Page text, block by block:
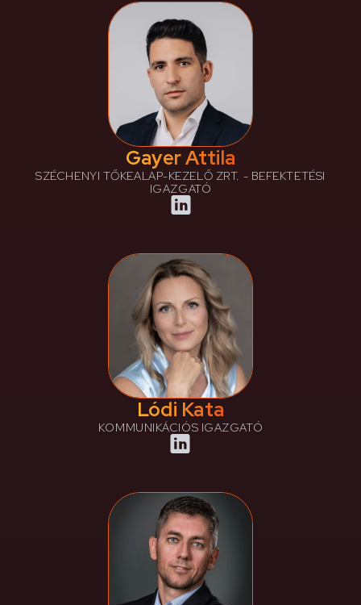
Gayer Attila
SZÉCHENYI TŐKEALAP-KEZELŐ ZRT. - BEFEKTETÉSI
IGAZGATÓ
Lódi Kata
KOMMUNIKÁCIÓS IGAZGATÓ